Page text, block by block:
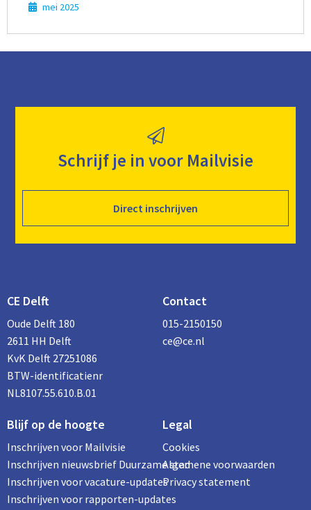
mei 2025
Schrijf je in voor Mailvisie
Direct inschrijven
CE Delft
Oude Delft 180
2611 HH Delft
KvK Delft 27251086
BTW-identificatienr
NL8107.55.610.B.01
Contact
015-2150150
ce@ce.nl
Blijf op de hoogte
Inschrijven voor Mailvisie
Inschrijven nieuwsbrief Duurzame stad
Inschrijven voor vacature-updates
Inschrijven voor rapporten-updates
Legal
Cookies
Algemene voorwaarden
Privacy statement